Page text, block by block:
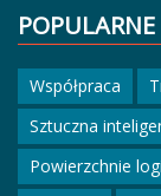
Współpraca
Sztuczna
Powierzchnie